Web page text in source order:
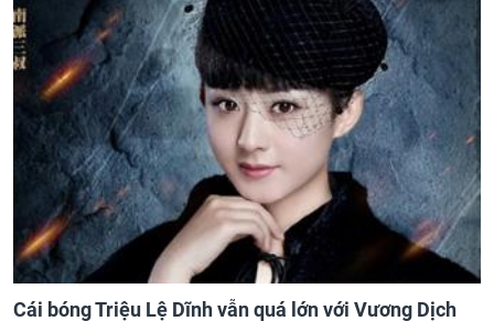
Cái bóng Triệu Lệ Dĩnh vẫn quá lớn với Vương Dịch